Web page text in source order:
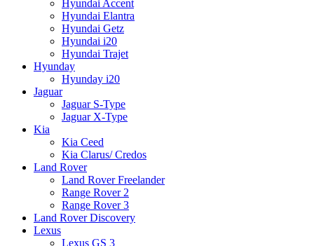
Hyundai Accent
Hyundai Elantra
Hyundai Getz
Hyundai i20
Hyundai Trajet
Hyunday
Hyunday i20
Jaguar
Jaguar S-Type
Jaguar X-Type
Kia
Kia Ceed
Kia Clarus/ Credos
Land Rover
Land Rover Freelander
Range Rover 2
Range Rover 3
Land Rover Discovery
Lexus
Lexus GS 3